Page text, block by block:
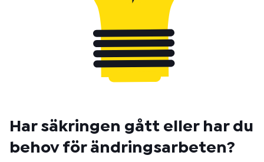
Har säkringen gått eller har du
behov för ändringsarbeten?